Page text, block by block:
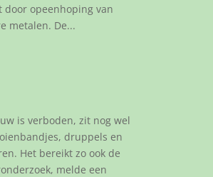
door opeenhoping van
metalen. De...
is verboden, zit nog wel
druppels en
Het bereikt zo ook de
melde een